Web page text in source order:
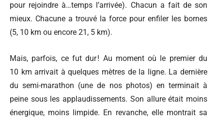
pour rejoindre à…temps l’arrivée). Chacun a fait de son
mieux. Chacune a trouvé la force pour enfiler les bornes
(5, 10 km ou encore 21, 5 km).
Mais, parfois, ce fut dur ! Au moment où le premier du
10 km arrivait à quelques mètres de la ligne. La dernière
du semi-marathon (une de nos photos) en terminait à
peine sous les applaudissements. Son allure était moins
énergique, moins limpide. En revanche, elle montrait sa